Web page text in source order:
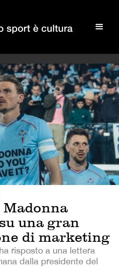
Madonna
una gran
di marketing
risposto a una lettera
dalla presidente del